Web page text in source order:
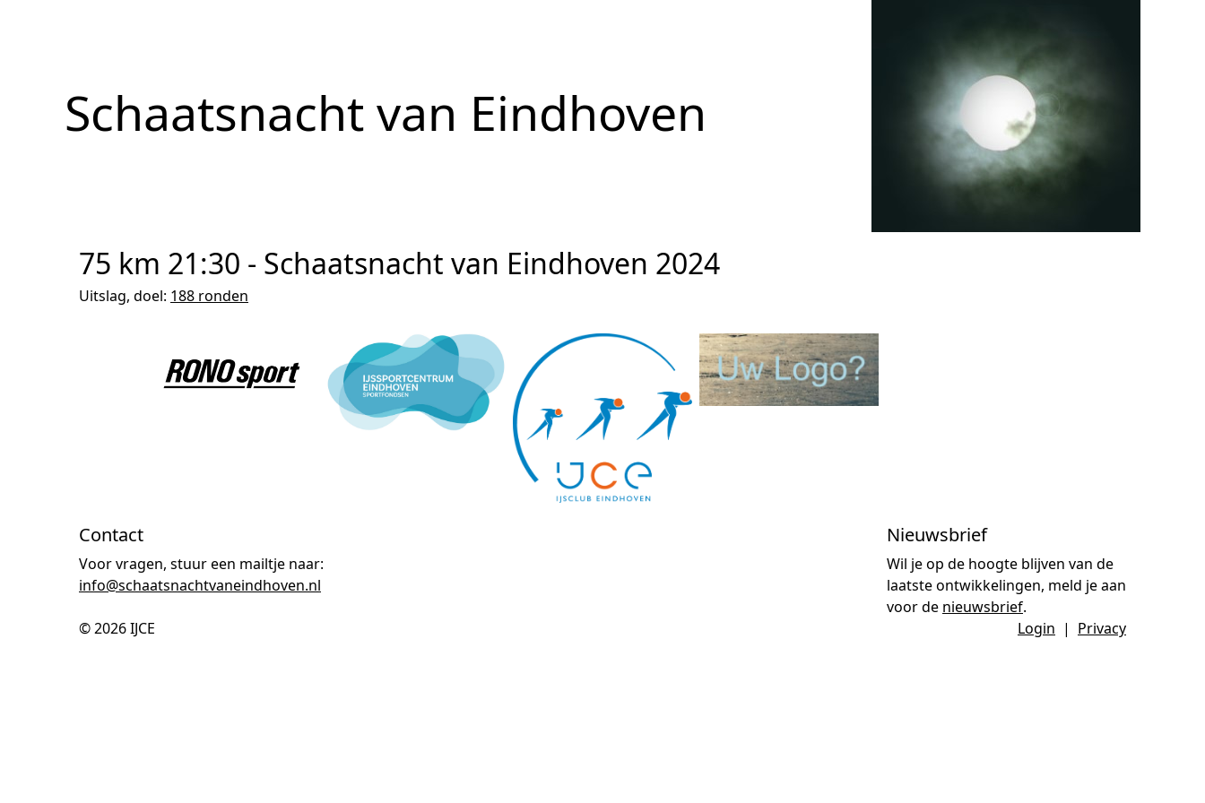
Schaatsnacht van Eindhoven
75 km 21:30 - Schaatsnacht van Eindhoven 2024
Uitslag, doel: 188 ronden
Contact
Voor vragen, stuur een mailtje naar:
info@schaatsnachtvaneindhoven.nl
Nieuwsbrief
Wil je op de hoogte blijven van de
laatste ontwikkelingen, meld je aan
voor de nieuwsbrief.
© 2026IJCE Login | Privacy